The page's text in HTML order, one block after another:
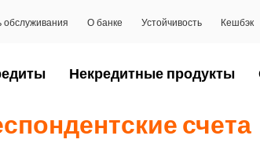
обслуживания О банке Устойчивость Кешбэк
Некредитные продукты
счета